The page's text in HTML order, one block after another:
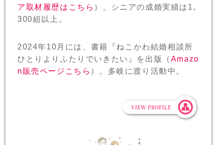
ア取材履歴はこちら ）。シニアの成婚実績は1,
300組以上。
2024年10月には、書籍『ねこかわ結婚相談所
ひとりよりふたりでいきたい』を出版（ Amazo
n販売ページこちら ）。多岐に渡り活動中。